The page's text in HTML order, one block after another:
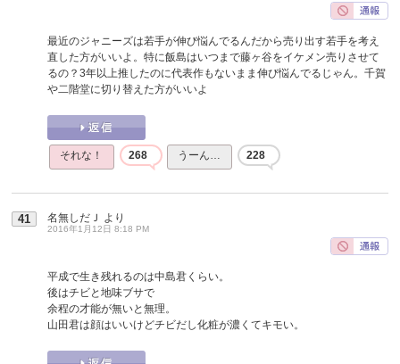
最近のジャニーズは若手が伸び悩んでるんだから売り出す若手を考え
直した方がいいよ。特に飯島はいつまで藤ヶ谷をイケメン売りさせて
るの？3年以上推したのに代表作もないまま伸び悩んでるじゃん。千賀
や二階堂に切り替えた方がいいよ
それな！ 268 うーん… 228
41 名無しだＪ より
2016年1月12日 8:18 PM
平成で生き残れるのは中島君くらい。
後はチビと地味ブサで
余程の才能が無いと無理。
山田君は顔はいいけどチビだし化粧が濃くてキモい。